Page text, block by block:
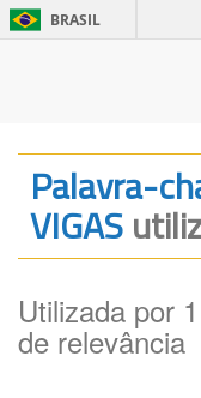
BRASIL
Palavra-
VIGAS
Utilizada por
de relevância